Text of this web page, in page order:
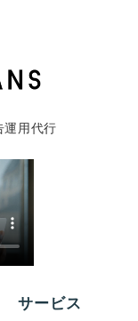
運用代行
サービス